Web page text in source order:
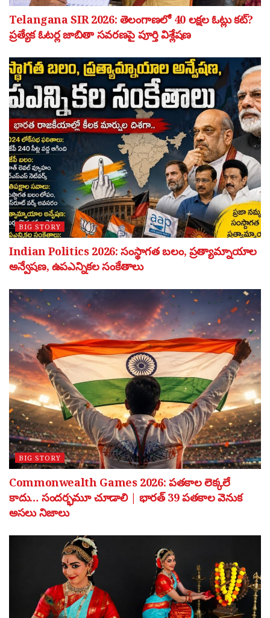
Telangana SIR 2026: తెలంగాణలో 40 లక్షల ఓట్లు కట్?
ప్రత్యేక ఓటర్ల జాబితా సవరణపై పూర్తి విశ్లేషణ
BIG STORY
Indian Politics 2026: సంస్థాగత బలం, ప్రత్యామ్నాయాల
అన్వేషణ, ఉపఎన్నికల సంకేతాలు
BIG STORY
Commonwealth Games 2026: పతకాల లెక్కలే
కాదు… సందర్భమూ చూడాలి | భారత్ 39 పతకాల వెనుక
అసలు నిజాలు